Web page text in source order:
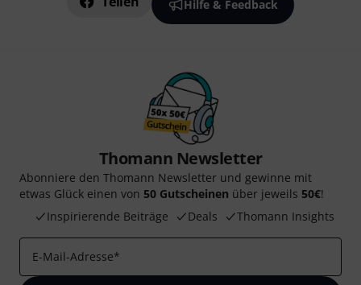
Hilfe & Feedback
Thomann Newsletter
Abonniere den Thomann Newsletter und gewinne mit
etwas Glück einen von 50 Gutscheinen über jeweils 50€!
Inspirierende Beiträge
Deals Thomann Insights
E-Mail-Adresse*